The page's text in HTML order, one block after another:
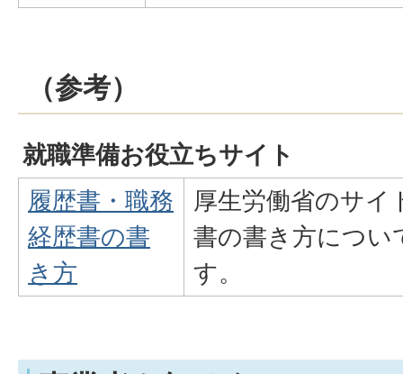
（参考）
就職準備お役立ちサイト
履歴書・職務
経歴書の書
き方
厚生労働省のサイ
書の書き方につい
す。